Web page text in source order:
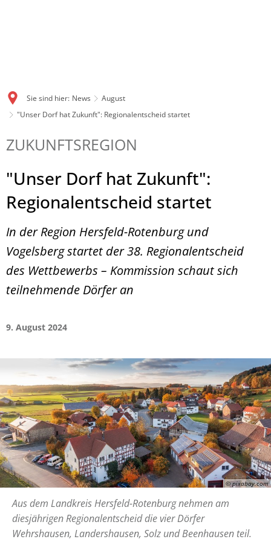
Sie sind hier: News
August
"Unser Dorf hat Zukunft": Regionalentscheid startet
ZUKUNFTSREGION
"Unser Dorf hat Zukunft":
Regionalentscheid startet
In der Region Hersfeld-Rotenburg und
Vogelsberg startet der 38. Regionalentscheid
des Wettbewerbs – Kommission schaut sich
teilnehmende Dörfer an
9. August 2024
© pixabay.com
Aus dem Landkreis Hersfeld-Rotenburg nehmen am
diesjährigen Regionalentscheid die vier Dörfer
Wehrshausen, Landershausen, Solz und Beenhausen teil.